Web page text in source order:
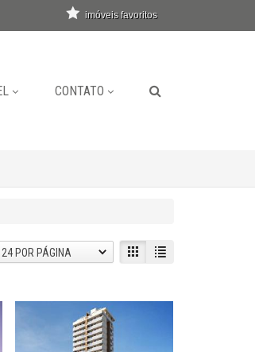
imóveis favoritos
CONTATO
24 POR PÁGINA